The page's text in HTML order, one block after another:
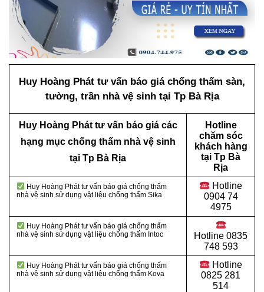
Huy Hoàng Phát tư vấn báo giá chống thấm sàn,
tường, trần nhà vệ sinh tại Tp Bà Rịa
Huy Hoàng Phát tư vấn báo giá các
hạng mục chống thấm nhà vệ sinh
tại Tp Bà Rịa
Hotline
chăm sóc
khách hàng
tại Tp Bà
Rịa
Huy Hoàng Phát tư vấn báo giá chống thấm
nhà vệ sinh sử dụng vật liệu chống thấm Sika
Hotline
0904 74
4975
Huy Hoàng Phát tư vấn báo giá chống thấm
nhà vệ sinh sử dụng vật liệu chống thấm Intoc
Hotline 0835
748 593
Huy Hoàng Phát tư vấn báo giá chống thấm
nhà vệ sinh sử dụng vật liệu chống thấm Kova
Hotline
0825 281
514